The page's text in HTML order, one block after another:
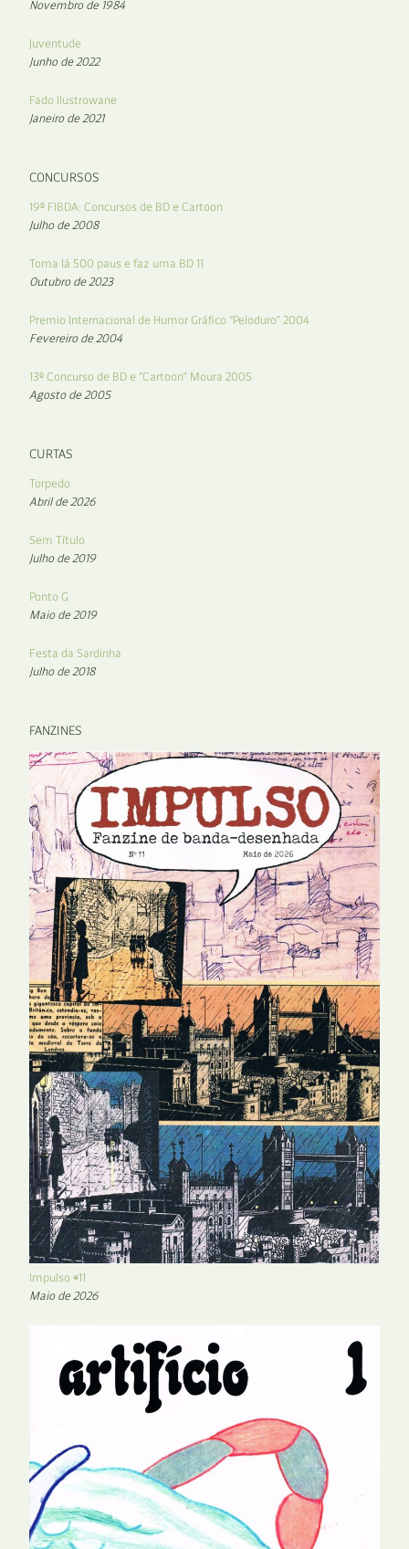
Novembro de 1984
Juventude
Junho de 2022
Fado Ilustrowane
Janeiro de 2021
CONCURSOS
19º FIBDA: Concursos de BD e Cartoon
Julho de 2008
Toma lá 500 paus e faz uma BD 11
Outubro de 2023
Premio Internacional de Humor Gráfico “Peloduro” 2004
Fevereiro de 2004
13º Concurso de BD e “Cartoon” Moura 2005
Agosto de 2005
CURTAS
Torpedo
Abril de 2026
Sem Título
Julho de 2019
Ponto G
Maio de 2019
Festa da Sardinha
Julho de 2018
FANZINES
Impulso #11
Maio de 2026